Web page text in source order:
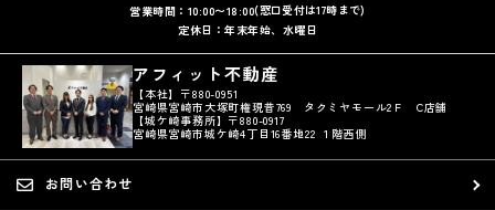
営業時間：10:00〜18:00(窓口受付は17時まで)
定休日：年末年始、水曜日
アフィット不動産
【本社】〒880-0951
宮崎県宮崎市大塚町権現昔769 タクミヤモール2Ｆ C店舗
【城ケ崎事務所】〒880-0917
宮崎県宮崎市城ケ崎4丁目16番地22 １階西側
お問い合わせ